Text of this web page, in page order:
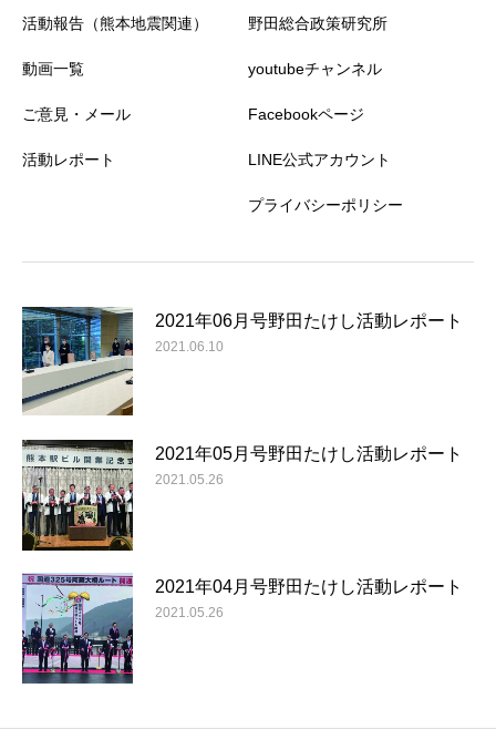
活動報告（熊本地震関連）
動画一覧
ご意見・メール
活動レポート
野田総合政策研究所
youtubeチャンネル
Facebookページ
LINE公式アカウント
プライバシーポリシー
2021年06月号野田たけし活動レポート
2021.06.10
2021年05月号野田たけし活動レポート
2021.05.26
2021年04月号野田たけし活動レポート
2021.05.26